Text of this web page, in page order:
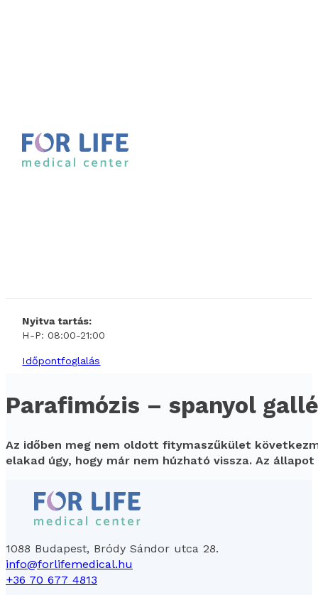
Nyitva tartás:
H-P: 08:00-21:00
Időpontfoglalás
Parafimózis – spanyol
Az időben meg nem oldott fitymaszűkület
elakad úgy, hogy már nem húzható vissza. Az
1088 Budapest, Bródy Sándor utca 28.
info@forlifemedical.hu
+36 70 677 4813